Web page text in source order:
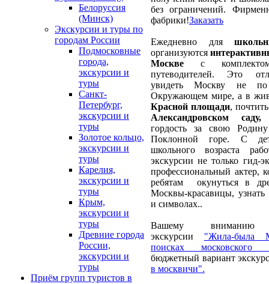
Белоруссия
(Минск)
Экскурсии и туры по
городам России
Подмосковные
города,
экскурсии и
туры
Санкт-
Петербург,
экскурсии и
туры
Золотое кольцо,
экскурсии и
туры
Карелия,
экскурсии и
туры
Крым,
экскурсии и
туры
Древние города
России,
экскурсии и
туры
Приём групп туристов в
без ограничений.
фабрики!Заказать
Ежедневно для
организуются
Москве с
путеводителей. Это
увидеть Москву не
Окружающем мире, а в
Красной площади,
Александровском саду,
гордость за свою
Поклонной горе. С
школьного возраста
экскурсии не только гид-
профессиональный актер,
ребятам окунуться в
Москвы-красавицы, узнать
и символах..
Вашему вниманию
экскурсии "Жила-была
поисках московского
бюджетный вариант
в москвичи".